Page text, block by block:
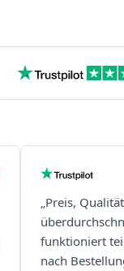
„Preis,
funktioniert
nach